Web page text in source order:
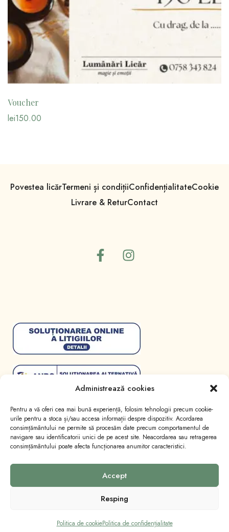
Administrează cookies
Pentru a vă oferi cea mai bună experiență, folosim tehnologii precum cookie-
urile pentru a stoca și/sau accesa informații despre dispozitiv. Acordarea
consimțământului ne permite să procesăm date precum comportamentul de
navigare sau identificatorii unici de pe acest site. Neacordarea sau retragerea
consimțământului poate afecta funcționarea anumitor caracteristici.
Accept
Resping
Politica de cookiePolitica de confidențialitate
Voucher
lei150.00
Povestea licărTermeni și condițiiConfidențialitateCookie
Livrare & ReturContact
Toate drepturile sunt rezervateLumânări Licăr.
Website realizat deMarketing cu emoție